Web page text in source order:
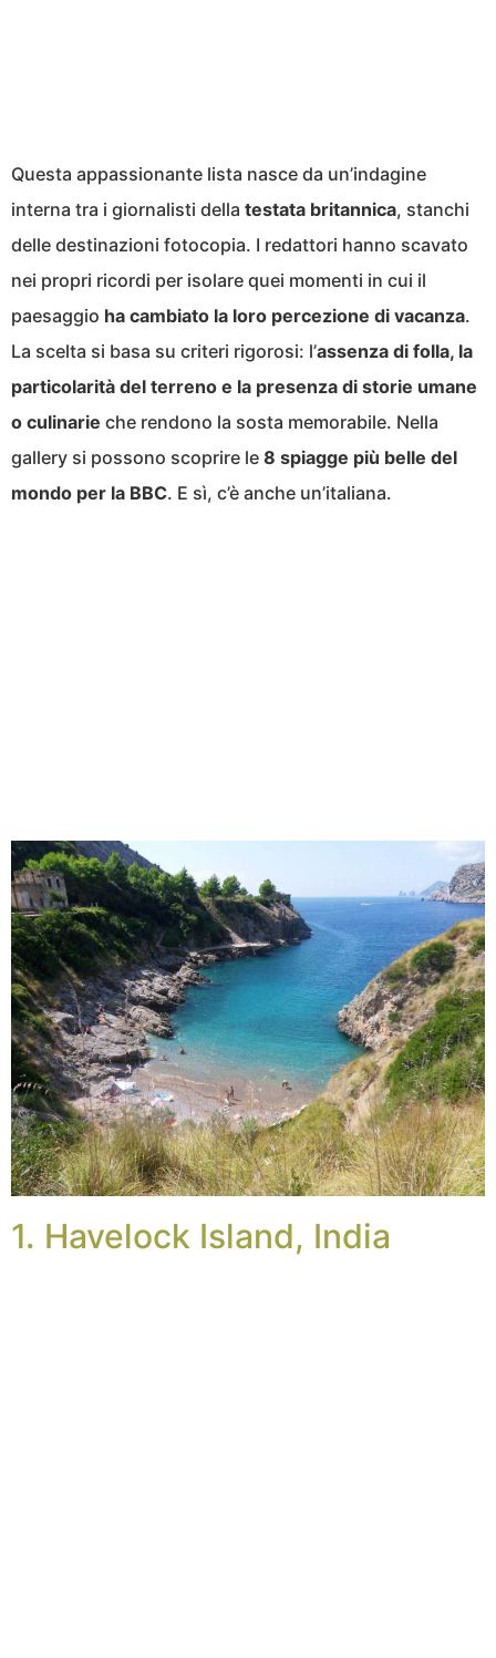
Questa appassionante lista nasce da un’indagine
interna tra i giornalisti della testata britannica, stanchi
delle destinazioni fotocopia. I redattori hanno scavato
nei propri ricordi per isolare quei momenti in cui il
paesaggio ha cambiato la loro percezione di vacanza.
La scelta si basa su criteri rigorosi: l’assenza di folla, la
particolarità del terreno e la presenza di storie umane
o culinarie che rendono la sosta memorabile. Nella
gallery si possono scoprire le 8 spiagge più belle del
mondo per la BBC. E sì, c’è anche un’italiana.
1. Havelock Island, India